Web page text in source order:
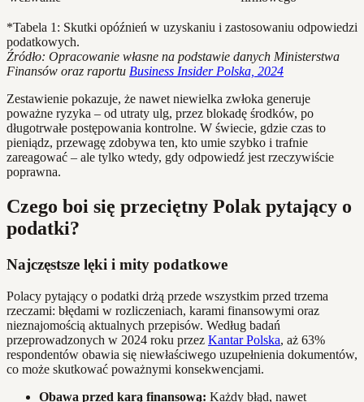
*Tabela 1: Skutki opóźnień w uzyskaniu i zastosowaniu odpowiedzi
podatkowych.
Źródło: Opracowanie własne na podstawie danych Ministerstwa
Finansów oraz raportu Business Insider Polska, 2024
Zestawienie pokazuje, że nawet niewielka zwłoka generuje
poważne ryzyka – od utraty ulg, przez blokadę środków, po
długotrwałe postępowania kontrolne. W świecie, gdzie czas to
pieniądz, przewagę zdobywa ten, kto umie szybko i trafnie
zareagować – ale tylko wtedy, gdy odpowiedź jest rzeczywiście
poprawna.
Czego boi się przeciętny Polak pytający o
podatki?
Najczęstsze lęki i mity podatkowe
Polacy pytający o podatki drżą przede wszystkim przed trzema
rzeczami: błędami w rozliczeniach, karami finansowymi oraz
nieznajomością aktualnych przepisów. Według badań
przeprowadzonych w 2024 roku przez Kantar Polska, aż 63%
respondentów obawia się niewłaściwego uzupełnienia dokumentów,
co może skutkować poważnymi konsekwencjami.
Obawa przed karą finansową: Każdy błąd, nawet